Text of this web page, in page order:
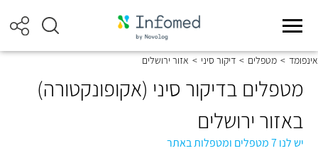
אינפומד > מטפלים > דיקור סיני > אזור ירושלים
מטפלים בדיקור סיני (אקופונקטורה)
באזור ירושלים
יש לנו 7 מטפלים ומטפלות באתר